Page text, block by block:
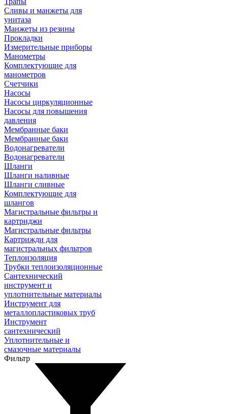
Сливы и манжеты для
унитаза
Манжеты из резины
Прокладки
Измерительные приборы
Манометры
Комплектующие для
манометров
Счетчики
Насосы
Насосы циркуляционные
Насосы для повышения
давления
Мембранные баки
Мембранные баки
Водонагреватели
Водонагреватели
Шланги
Шланги наливные
Шланги сливные
Комплектующие для
шлангов
Магистральные фильтры и
картриджи
Магистральные фильтры
Картрижди для
магистральных фильтров
Теплоизоляция
Трубки теплоизоляционные
Сантехнический
инструмент и
уплотнительные материалы
Инструмент для
металлопластиковых труб
Инструмент
сантехнический
Уплотнительные и
смазочные материалы
Фильтр